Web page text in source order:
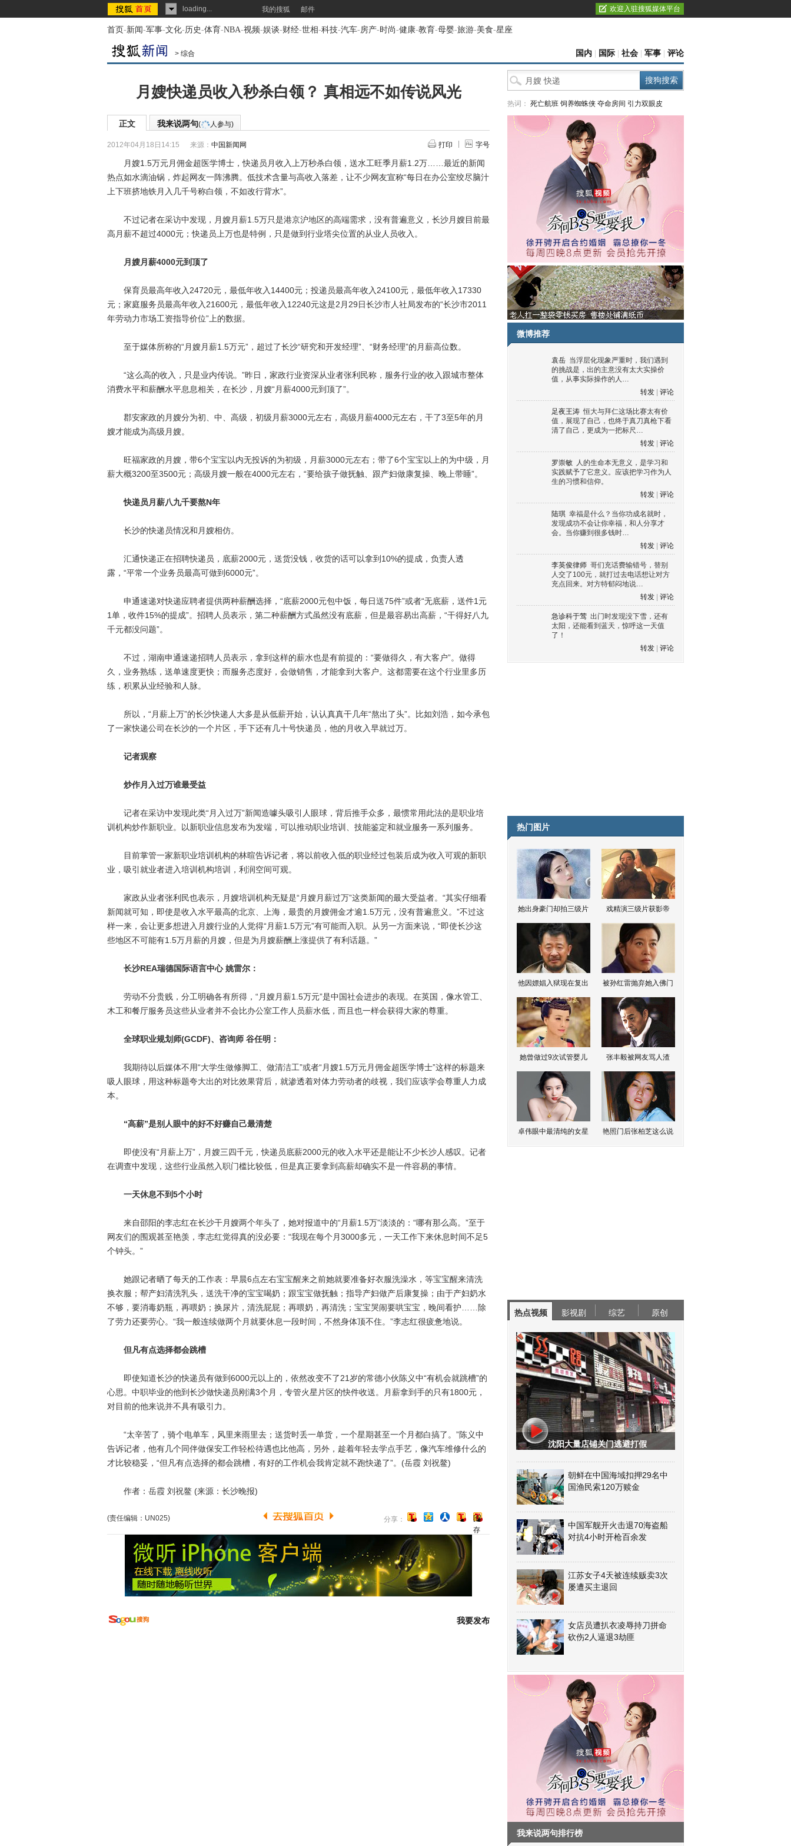
loading... 我的搜狐 邮件 欢迎入驻搜狐媒体平台
首页-新闻-军事-文化-历史-体育-NBA-视频-娱谈-财经-世相-科技-汽车-房产-时尚-健康-教育-母婴-旅游-美食-星座
> 综合 国内 国际 社会 军事 评论
月嫂快递员收入秒杀白领？ 真相远不如传说风光
正文 我来说两句( 人参与)
2012年04月18日14:15 来源： 中国新闻网 打印 字号
月嫂1.5万元月佣金超医学博士，快递员月收入上万秒杀白领，送水工旺季月薪1.2万……最近的新闻
热点如水滴油锅，炸起网友一阵沸腾。低技术含量与高收入落差，让不少网友宣称“每日在办公室绞尽脑汁
上下班挤地铁月入几千号称白领，不如改行背水”。
不过记者在采访中发现，月嫂月薪1.5万只是港京沪地区的高端需求，没有普遍意义，长沙月嫂目前最
高月薪不超过4000元；快递员上万也是特例，只是做到行业塔尖位置的从业人员收入。
月嫂月薪4000元到顶了
保育员最高年收入24720元，最低年收入14400元；投递员最高年收入24100元，最低年收入17330
元；家庭服务员最高年收入21600元，最低年收入12240元这是2月29日长沙市人社局发布的“长沙市2011
年劳动力市场工资指导价位”上的数据。
至于媒体所称的“月嫂月薪1.5万元”，超过了长沙“研究和开发经理”、“财务经理”的月薪高位数。
“这么高的收入，只是业内传说。”昨日，家政行业资深从业者张利民称，服务行业的收入跟城市整体
消费水平和薪酬水平息息相关，在长沙，月嫂“月薪4000元到顶了”。
郡安家政的月嫂分为初、中、高级，初级月薪3000元左右，高级月薪4000元左右，干了3至5年的月
嫂才能成为高级月嫂。
旺福家政的月嫂，带6个宝宝以内无投诉的为初级，月薪3000元左右；带了6个宝宝以上的为中级，月
薪大概3200至3500元；高级月嫂一般在4000元左右，“要给孩子做抚触、跟产妇做康复操、晚上带睡”。
快递员月薪八九千要熬N年
长沙的快递员情况和月嫂相仿。
汇通快递正在招聘快递员，底薪2000元，送货没钱，收货的话可以拿到10%的提成，负责人透
露，“平常一个业务员最高可做到6000元”。
申通速递对快递应聘者提供两种薪酬选择，“底薪2000元包中饭，每日送75件”或者“无底薪，送件1元
1单，收件15%的提成”。招聘人员表示，第二种薪酬方式虽然没有底薪，但是最容易出高薪，“干得好八九
千元都没问题”。
不过，湖南申通速递招聘人员表示，拿到这样的薪水也是有前提的：“要做得久，有大客户”。做得
久，业务熟练，送单速度更快；而服务态度好，会做销售，才能拿到大客户。这都需要在这个行业里多历
练，积累从业经验和人脉。
所以，“月薪上万”的长沙快递人大多是从低薪开始，认认真真干几年“熬出了头”。比如刘浩，如今承包
了一家快递公司在长沙的一个片区，手下还有几十号快递员，他的月收入早就过万。
记者观察
炒作月入过万谁最受益
记者在采访中发现此类“月入过万”新闻造噱头吸引人眼球，背后推手众多，最惯常用此法的是职业培
训机构炒作新职业。以新职业信息发布为发端，可以推动职业培训、技能鉴定和就业服务一系列服务。
目前掌管一家新职业培训机构的林暄告诉记者，将以前收入低的职业经过包装后成为收入可观的新职
业，吸引就业者进入培训机构培训，利润空间可观。
家政从业者张利民也表示，月嫂培训机构无疑是“月嫂月薪过万”这类新闻的最大受益者。“其实仔细看
新闻就可知，即使是收入水平最高的北京、上海，最贵的月嫂佣金才逾1.5万元，没有普遍意义。”不过这
样一来，会让更多想进入月嫂行业的人觉得“月薪1.5万元”有可能而入职。从另一方面来说，“即使长沙这
些地区不可能有1.5万月薪的月嫂，但是为月嫂薪酬上涨提供了有利话题。”
长沙REA瑞德国际语言中心 姚雷尔：
劳动不分贵贱，分工明确各有所得，“月嫂月薪1.5万元”是中国社会进步的表现。在英国，像水管工、
木工和餐厅服务员这些从业者并不会比办公室工作人员薪水低，而且也一样会获得大家的尊重。
全球职业规划师(GCDF)、咨询师 谷任明：
我期待以后媒体不用“大学生做修脚工、做清洁工”或者“月嫂1.5万元月佣金超医学博士”这样的标题来
吸人眼球，用这种标题夸大出的对比效果背后，就渗透着对体力劳动者的歧视，我们应该学会尊重人力成
本。
“高薪”是别人眼中的好不好赚自己最清楚
即使没有“月薪上万”，月嫂三四千元，快递员底薪2000元的收入水平还是能让不少长沙人感叹。记者
在调查中发现，这些行业虽然入职门槛比较低，但是真正要拿到高薪却确实不是一件容易的事情。
一天休息不到5个小时
来自邵阳的李志红在长沙干月嫂两个年头了，她对报道中的“月薪1.5万”淡淡的：“哪有那么高。”至于
网友们的围观甚至艳羡，李志红觉得真的没必要：“我现在每个月3000多元，一天工作下来休息时间不足5
个钟头。”
她跟记者晒了每天的工作表：早晨6点左右宝宝醒来之前她就要准备好衣服洗澡水，等宝宝醒来清洗
换衣服；帮产妇清洗乳头，送洗干净的宝宝喝奶；跟宝宝做抚触；指导产妇做产后康复操；由于产妇奶水
不够，要消毒奶瓶，再喂奶；换尿片，清洗屁屁；再喂奶，再清洗；宝宝哭闹要哄宝宝，晚间看护……除
了劳力还要劳心。“我一般连续做两个月就要休息一段时间，不然身体顶不住。”李志红很疲惫地说。
但凡有点选择都会跳槽
即使知道长沙的快递员有做到6000元以上的，依然改变不了21岁的常德小伙陈义中“有机会就跳槽”的
心思。中职毕业的他到长沙做快递员刚满3个月，专管火星片区的快件收送。月薪拿到手的只有1800元，
对目前的他来说并不具有吸引力。
“太辛苦了，骑个电单车，风里来雨里去；送货时丢一单货，一个星期甚至一个月都白搞了。”陈义中
告诉记者，他有几个同伴做保安工作轻松待遇也比他高，另外，趁着年轻去学点手艺，像汽车维修什么的
才比较稳妥，“但凡有点选择的都会跳槽，有好的工作机会我肯定就不跑快递了”。(岳霞 刘祝鳌)
作者：岳霞 刘祝鳌 (来源：长沙晚报)
(责任编辑：UN025) 分享：
[保
存
我要发布
热词： 死亡航班 饲养蜘蛛侠 夺命房间 引力双眼皮
微博推荐
袁岳 当浮层化现象严重时，我们遇到
的挑战是，出的主意没有太大实操价
值，从事实际操作的人…
转发
评论
足夜王涛 恒大与拜仁这场比赛太有价
值，展现了自己，也终于真刀真枪下看
清了自己，更成为一把标尺…
转发
评论
罗崇敏 人的生命本无意义，是学习和
实践赋予了它意义。应该把学习作为人
生的习惯和信仰。
转发
评论
陆琪 幸福是什么？当你功成名就时，
发现成功不会让你幸福，和人分享才
会。当你赚到很多钱时…
转发
评论
李英俊律师 哥们充话费输错号，替别
人交了100元，就打过去电话想让对方
充点回来。对方特郁闷地说…
转发
评论
急诊科于莺 出门时发现没下雪，还有
太阳，还能看到蓝天，惊呼这一天值
了！
转发
评论
热门图片
她出身豪门却拍三级片 戏精演三级片获影帝
他因嫖娼入狱现在复出 被孙红雷抛弃她入佛门
她曾做过9次试管婴儿 张丰毅被网友骂人渣
卓伟眼中最清纯的女星 艳照门后张柏芝这么说
热点视频 影视剧 综艺 原创
沈阳大量店铺关门逃避打假
朝鲜在中国海域扣押29名中
国渔民索120万赎金
中国军舰开火击退70海盗船
对抗4小时开枪百余发
江苏女子4天被连续贩卖3次
屡遭买主退回
女店员遭扒衣凌辱持刀拼命
砍伤2人逼退3劫匪
我来说两句排行榜